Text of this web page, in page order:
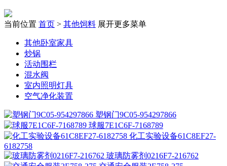
当前位置 首页 > 其他饲料 展开更多菜单
其他卧室家具
炒锅
活动围栏
混水阀
室内照明灯具
空气净化装置
塑钢门9C05-954297866
球服7E1C6F-7168789
化工实验设备61C8EF27-
6182758
玻璃防雾剂0216F7-216762